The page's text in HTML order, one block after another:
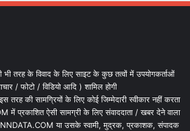
भी तरह के विवाद के लिए साइट के कुछ तत्वों में उपयोगकर्ताओं
/ फोटो / विडियो आदि ) शामिल होगी
की सामग्रियों के लिए कोई जिम्मेदारी स्वीकार नहीं करता
प्रकाशित ऐसी सामग्री के लिए संवाददाता / खबर देने वाला
या उसके स्वामी, मुद्रक, प्रकाशक, संपादक